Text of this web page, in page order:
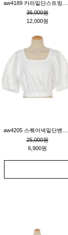
36,000원
12,000원
25,000원
6,900원